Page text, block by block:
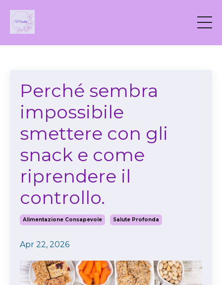
Perché sembra
impossibile
smettere con gli
snack e come
riprendere il
controllo.
Alimentazione Consapevole Salute Profonda
Apr 22, 2026